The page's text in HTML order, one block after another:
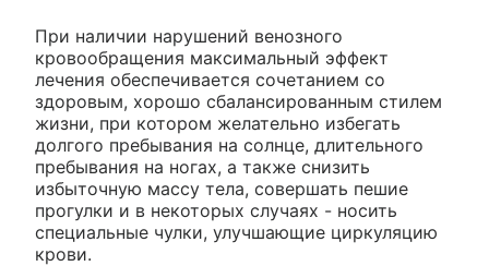
При наличии нарушений венозного
кровообращения максимальный эффект
лечения обеспечивается сочетанием со
здоровым, хорошо сбалансированным стилем
жизни, при котором желательно избегать
долгого пребывания на солнце, длительного
пребывания на ногах, а также снизить
избыточную массу тела, совершать пешие
прогулки и в некоторых случаях - носить
специальные чулки, улучшающие циркуляцию
крови.